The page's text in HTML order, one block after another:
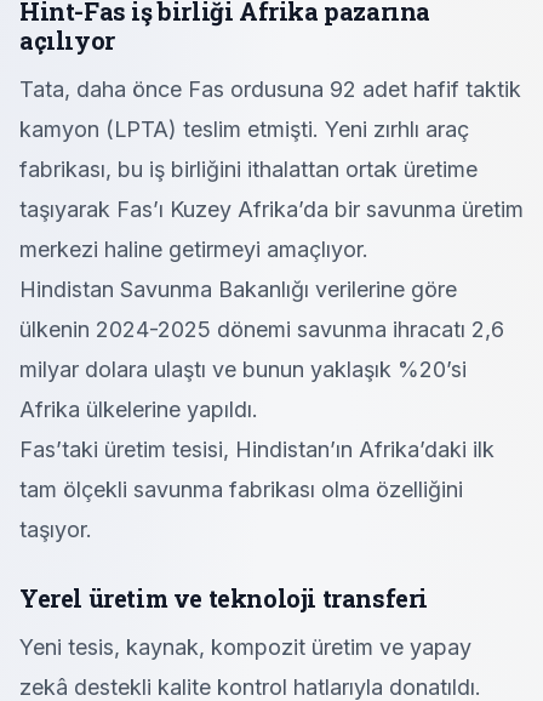
Hint-Fas iş birliği Afrika pazarına
açılıyor
Tata, daha önce Fas ordusuna 92 adet hafif taktik
kamyon (LPTA) teslim etmişti. Yeni zırhlı araç
fabrikası, bu iş birliğini ithalattan ortak üretime
taşıyarak Fas’ı Kuzey Afrika’da bir savunma üretim
merkezi haline getirmeyi amaçlıyor.
Hindistan Savunma Bakanlığı verilerine göre
ülkenin 2024-2025 dönemi savunma ihracatı 2,6
milyar dolara ulaştı ve bunun yaklaşık %20’si
Afrika ülkelerine yapıldı.
Fas’taki üretim tesisi, Hindistan’ın Afrika’daki ilk
tam ölçekli savunma fabrikası olma özelliğini
taşıyor.
Yerel üretim ve teknoloji transferi
Yeni tesis, kaynak, kompozit üretim ve yapay
zekâ destekli kalite kontrol hatlarıyla donatıldı.